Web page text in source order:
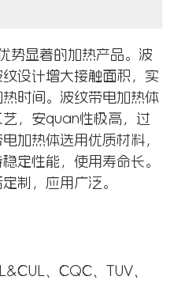
势显著的加热产品。波
设计增大接触面积，实
时间。波纹带电加热体
，安quan性极高，过
加热体选用优质材料，
定性能，使用寿命长。
制，应用广泛。
、CQC、TUV、